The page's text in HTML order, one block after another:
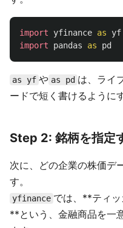
import yfinance as
yf
import
pandas as pd
as yf や as pd は、ライ
ードで短く書けるように
Step 2: 銘柄を指定
次に、どの企業の株価デ
す。
yfinance では、**ティ
**という、金融商品を一